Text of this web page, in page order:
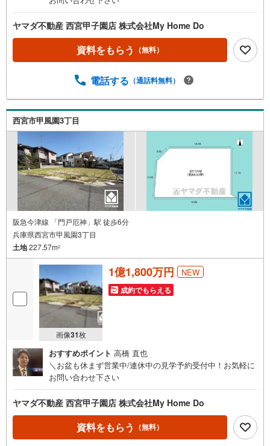
ヤマダ不動産 西宮甲子園店 株式会社My Home Do
資料をもらう （無料）
電話する （通話料無料）
西宮市甲風園3丁目
阪急今津線 「門戸厄神」駅 徒歩6分
兵庫県西宮市甲風園3丁目
土地227.57m2
画像31枚
1億1,800万円 NEW
成約でもらえる
おすすめポイント 高橋 直也
＼お盆も休まず営業中/連休中の見学予約受付中！お気軽に
お問い合わせ下さい
ヤマダ不動産 西宮甲子園店 株式会社My Home Do
資料をもらう （無料）